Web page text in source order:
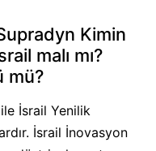
Kimin
malı mı?
mü?
ile İsrail Yenilik
İsrail İnovasyon